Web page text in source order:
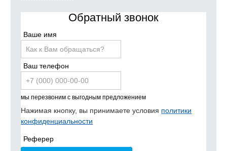
Обратный звонок
Ваше имя
Ваш телефон
мы перезвоним с выгодным предложением
Нажимая кнопку, вы принимаете условия политики
конфиденциальности
Реферер